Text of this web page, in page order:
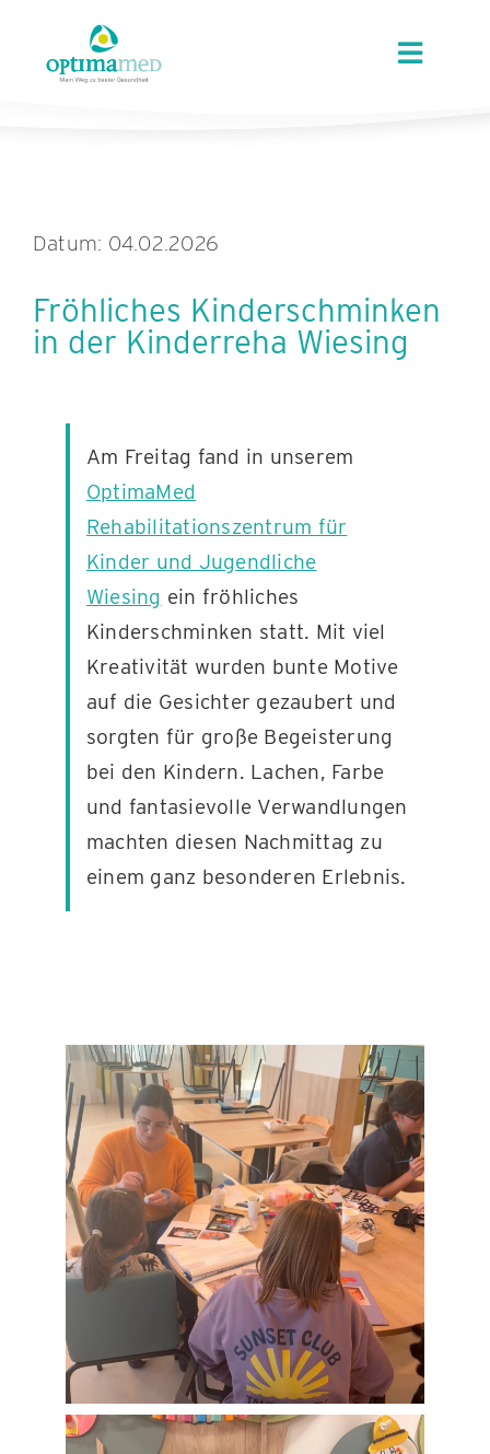
content
Toggle
ANGEBOTE
AKTUELLES
KONTAKT
Datum: 04.02.2026
Fröhliches Kinderschminken
in der Kinderreha Wiesing
Am Freitag fand in unserem
OptimaMed
Rehabilitationszentrum für
Kinder und Jugendliche
Wiesing ein fröhliches
Kinderschminken statt. Mit viel
Kreativität wurden bunte Motive
auf die Gesichter gezaubert und
sorgten für große Begeisterung
bei den Kindern. Lachen, Farbe
und fantasievolle Verwandlungen
machten diesen Nachmittag zu
einem ganz besonderen Erlebnis.